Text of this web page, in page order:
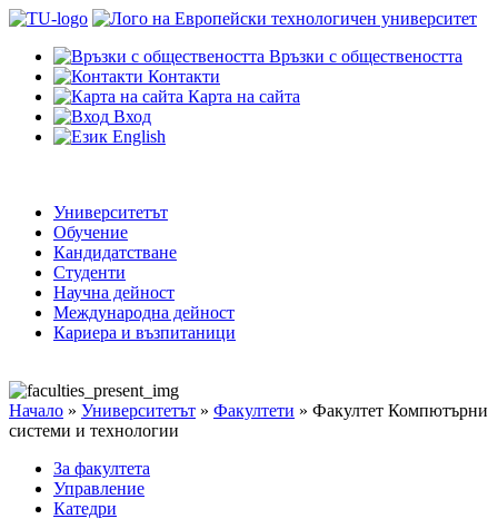
Връзки с обществеността
Контакти
Карта на сайта
Вход
English
Университетът
Обучение
Кандидатстване
Студенти
Научна дейност
Международна дейност
Кариера и възпитаници
Начало » Университетът » Факултети » Факултет Компютърни
системи и технологии
За факултета
Управление
Катедри